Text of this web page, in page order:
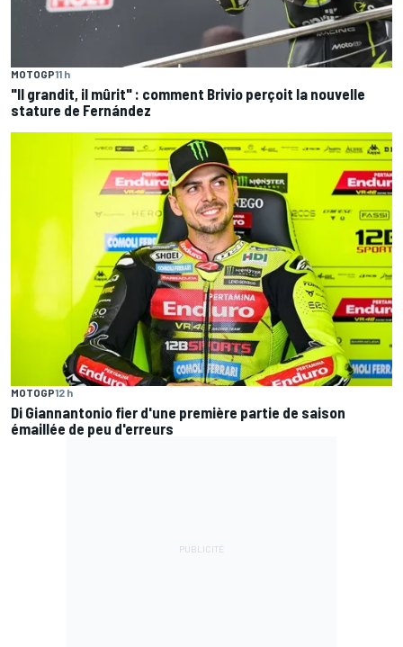
MOTOGP11 h
"Il grandit, il mûrit" : comment Brivio perçoit la nouvelle
stature de Fernández
MOTOGP12 h
Di Giannantonio fier d'une première partie de saison
émaillée de peu d'erreurs